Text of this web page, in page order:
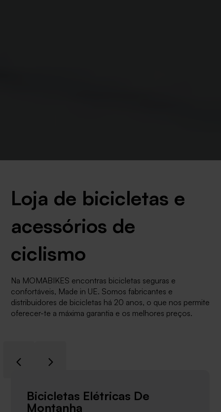
Loja de bicicletas e
acessórios de
ciclismo
Na MOMABIKES encontras bicicletas seguras e
confortáveis, Made in UE. Somos fabricantes e
distribuidores de bicicletas há 20 anos, o que nos permite
oferecer-te a máxima garantia e os melhores preços.
Bicicletas Elétricas De
Montanha